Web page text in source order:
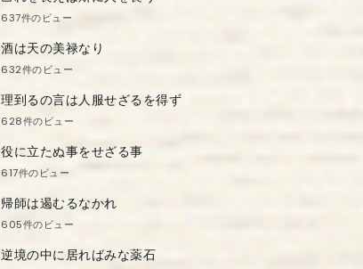
637件のビュー
酒は天の美禄なり
632件のビュー
理到るの言は人服せざるを得ず
628件のビュー
役に立たぬ事をせざる事
617件のビュー
帰師は遏むるなかれ
605件のビュー
逆境の中に居ればみな薬石